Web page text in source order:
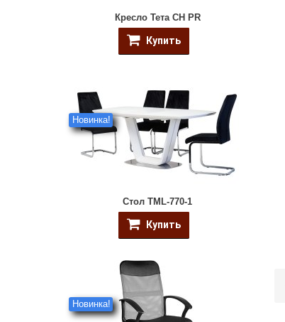
Кресло Тета CH PR
Купить
Новинка!
Стол TML-770-1
Купить
Новинка!